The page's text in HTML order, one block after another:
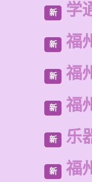
新 学
新 福
新 福
新 福
新 乐
新 福